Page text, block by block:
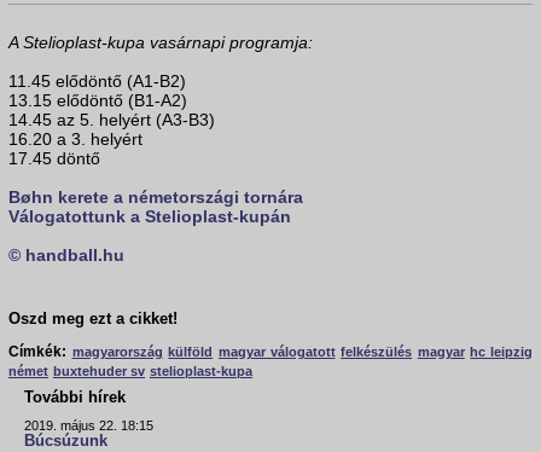
A Stelioplast-kupa vasárnapi programja:
11.45 elődöntő (A1-B2)
13.15 elődöntő (B1-A2)
14.45 az 5. helyért (A3-B3)
16.20 a 3. helyért
17.45 döntő
Bøhn kerete a németországi tornára
Válogatottunk a Stelioplast-kupán
© handball.hu
Oszd meg ezt a cikket!
Címkék: magyarország külföld magyar válogatott felkészülés magyar hc leipzig
német buxtehuder sv stelioplast-kupa
További hírek
2019. május 22. 18:15
Búcsúzunk